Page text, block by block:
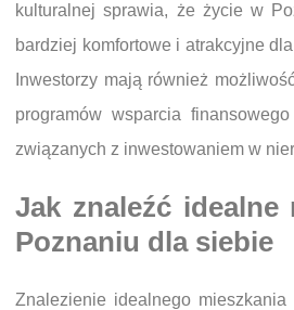
kulturalnej sprawia, że życie w
bardziej komfortowe i atrakcyjne
Inwestorzy mają również
programów wsparcia
związanych z inwestowaniem w
Jak znaleźć idealne
Poznaniu dla siebie
Znalezienie idealnego